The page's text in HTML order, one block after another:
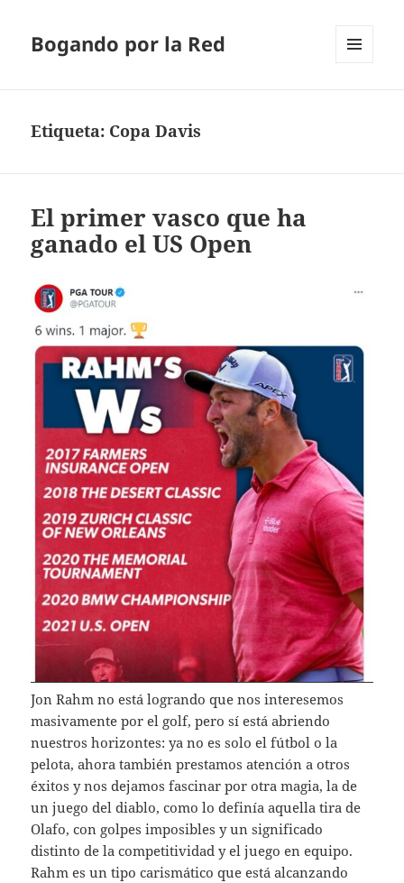
Bogando por la Red
Etiqueta: Copa Davis
El primer vasco que ha
ganado el US Open
Jon Rahm no está logrando que nos interesemos
masivamente por el golf, pero sí está abriendo
nuestros horizontes: ya no es solo el fútbol o la
pelota, ahora también prestamos atención a otros
éxitos y nos dejamos fascinar por otra magia, la de
un juego del diablo, como lo definía aquella tira de
Olafo, con golpes imposibles y un significado
distinto de la competitividad y el juego en equipo.
Rahm es un tipo carismático que está alcanzando